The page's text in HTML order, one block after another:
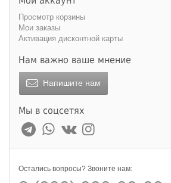
Просмотр корзины
Мои заказы
Активация дисконтной карты
Нам важно ваше мнение
Напишите нам
Мы в соцсетях
Остались вопросы? Звоните нам: